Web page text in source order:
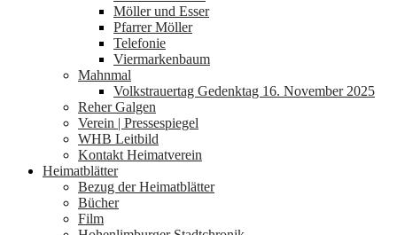
Möller und Esser
Pfarrer Möller
Telefonie
Viermarkenbaum
Mahnmal
Volkstrauertag Gedenktag 16. November 2025
Reher Galgen
Verein | Pressespiegel
WHB Leitbild
Kontakt Heimatverein
Heimatblätter
Bezug der Heimatblätter
Bücher
Film